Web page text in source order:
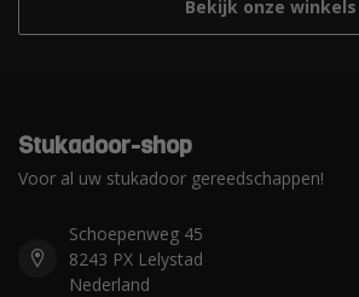
Bekijk onze winkels
Stukadoor-shop
Voor al uw stukadoor gereedschappen!
Schoepenweg 45
8243 PX Lelystad
Nederland